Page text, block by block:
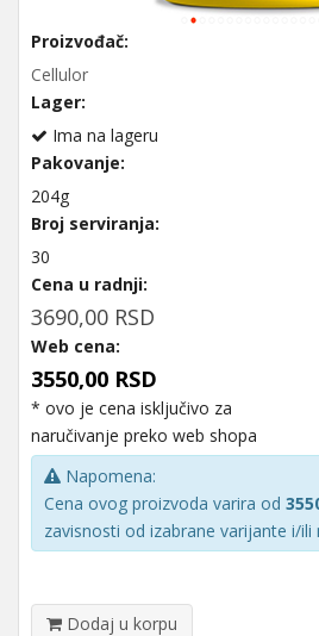
Proizvođač:
Cellulor
Lager:
Ima na lageru
Pakovanje:
204g
Broj serviranja:
30
Cena u radnji:
3690,00 RSD
Web cena:
3550,00 RSD
* ovo je cena isključivo za
naručivanje preko web shopa
Napomena:
Cena ovog proizvoda varira od
zavisnosti od izabrane varijante i/ili
Dodaj u korpu